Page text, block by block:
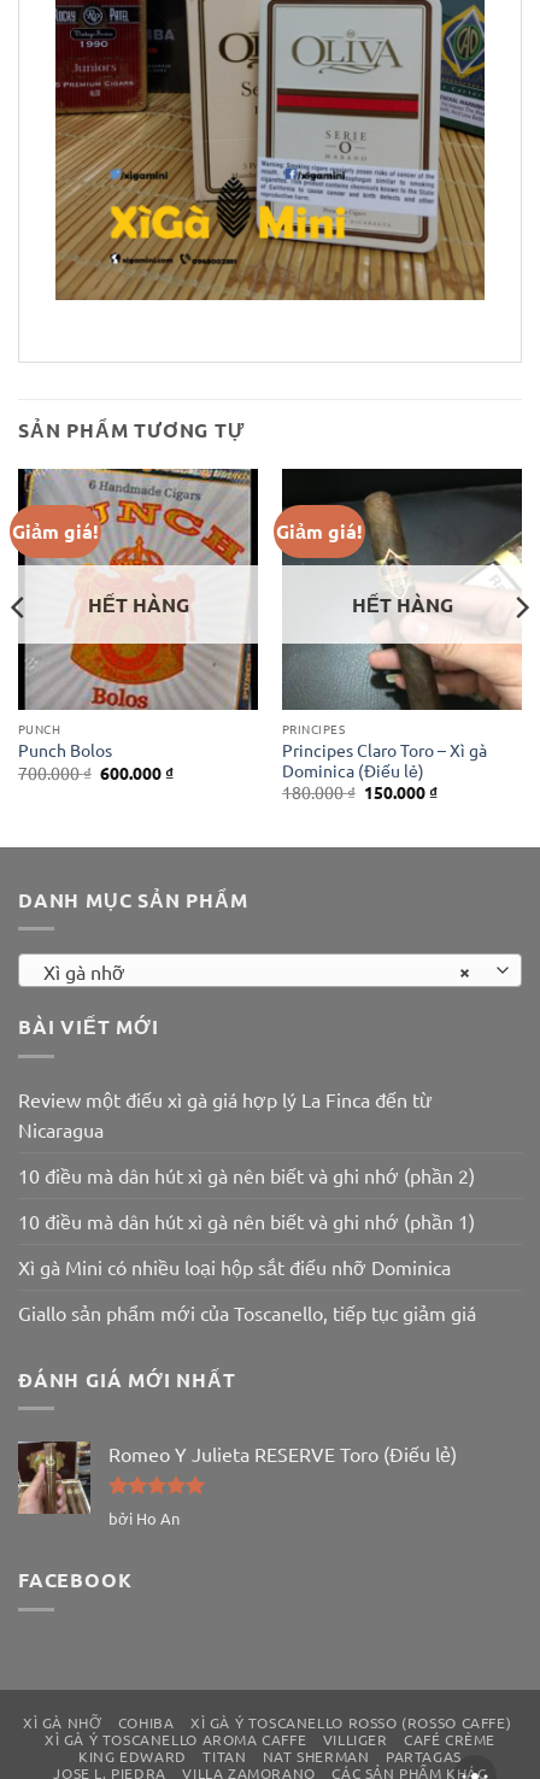
SẢN PHẨM TƯƠNG TỰ
Giảm giá!
HẾT HÀNG
PUNCH
Punch Bolos
700.000₫ Giá
gốc
600.000₫Giá
Giảm giá!
HẾT HÀNG
PRINCIPES
Principes Claro Toro – Xì gà
Dominica (Điếu lẻ)
180.000₫ Giá
gốc
150.000₫Giá
150.000 ₫.
DANH MỤC SẢN PHẨM
×
Xì gà nhỡ
BÀI VIẾT MỚI
Review một điếu xì gà giá hợp lý La Finca đến từ
Nicaragua
10 điều mà dân hút xì gà nên biết và ghi nhớ (phần 2)
10 điều mà dân hút xì gà nên biết và ghi nhớ (phần 1)
Xì gà Mini có nhiều loại hộp sắt điếu nhỡ Dominica
Giallo sản phẩm mới của Toscanello, tiếp tục giảm giá
ĐÁNH GIÁ MỚI NHẤT
Romeo Y Julieta RESERVE Toro (Điếu lẻ)
Được xếp
bởi Ho An
FACEBOOK
XÌ GÀ NHỠ COHIBA
XÌ GÀ Ý TOSCANELLO ROSSO (ROSSO CAFFE)
XÌ GÀ Ý TOSCANELLO AROMA CAFFE
VILLIGER
CAFÉ CRÈME
KING EDWARD
TITAN NAT SHERMAN
PARTAGAS
JOSE L. PIEDRA
VILLA ZAMORANO CÁC SẢN PHẨM KHÁC